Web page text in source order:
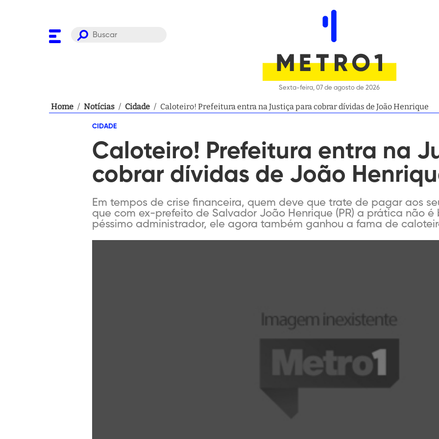
Sexta-feira, 07 de agosto de 2026
Home / Notícias / Cidade / Caloteiro! Prefeitura entra na Justiça para cobrar dívidas de João Henrique
CIDADE
Caloteiro! Prefeitura entra na
cobrar dívidas de João
Em tempos de crise financeira, quem deve que trate de pagar aos
que com ex-prefeito de Salvador João Henrique (PR) a prática não é
péssimo administrador, ele agora também ganhou a fama de